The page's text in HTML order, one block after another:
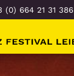
(0) 664 21 31 386